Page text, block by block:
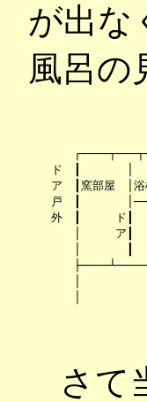
が出な
風呂の
ド　┃　　　　│　
ア　┃窯部屋　│浴
戸　┃　　　　
外　┃　　　ド┃　
│　　　ア┃　　
│　　　　┃　　
│　　　　　　
さて